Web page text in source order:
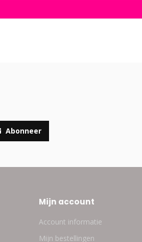
Abonneer
Mijn account
Account informatie
Mijn bestellingen